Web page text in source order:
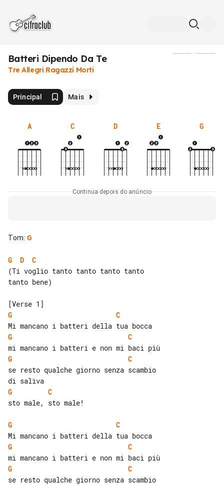
Batteri Dipendo Da Te
Tre Allegri Ragazzi Morti
Principal Mais
A C D E G
Continua depois do anúncio
Tom: G
G D
C
(Ti voglio tanto tanto tanto tanto
tanto bene)
G
C
G
C
G
C
se resto qualche giorno senza scambio
G
C
sto male, sto male!
G
C
G
C
G
C
se resto qualche giorno senza scambio